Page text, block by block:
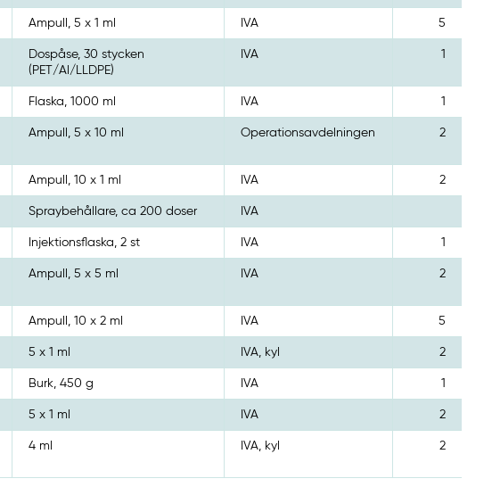
Ampull, 5 x 1 ml IVA 5
Dospåse, 30 stycken
(PET/Al/LLDPE)
IVA 1
Flaska, 1000 ml IVA 1
Ampull, 5 x 10 ml Operationsavdelningen 2
Ampull, 10 x 1 ml IVA 2
Spraybehållare, ca 200 doser IVA
Injektionsflaska, 2 st IVA 1
Ampull, 5 x 5 ml IVA 2
Ampull, 10 x 2 ml IVA 5
5 x 1 ml IVA, kyl 2
Burk, 450 g IVA 1
5 x 1 ml IVA 2
4 ml IVA, kyl 2